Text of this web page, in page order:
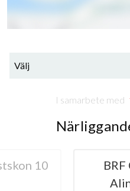
Välj
I samarbete med
10
BRF